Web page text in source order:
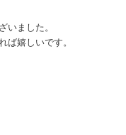
ました。
嬉しいです。